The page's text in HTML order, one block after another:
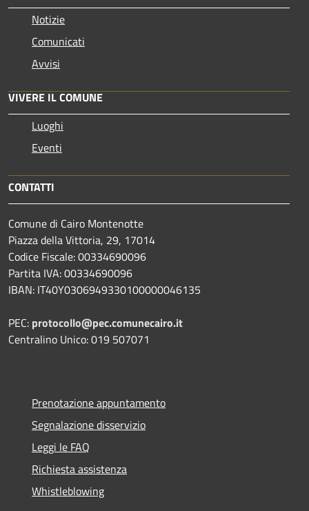
Notizie
Comunicati
Avvisi
VIVERE IL COMUNE
Luoghi
Eventi
CONTATTI
Comune di Cairo Montenotte
Piazza della Vittoria, 29, 17014
Codice Fiscale: 00334690096
Partita IVA: 00334690096
IBAN: IT40Y0306949330100000046135
PEC: protocollo@pec.comunecairo.it
Centralino Unico: 019 507071
Prenotazione appuntamento
Segnalazione disservizio
Leggi le FAQ
Richiesta assistenza
Whistleblowing